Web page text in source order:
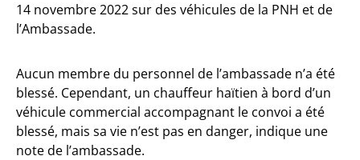
14 novembre 2022 sur des véhicules de la PNH et de
l’Ambassade.
Aucun membre du personnel de l’ambassade n’a été
blessé. Cependant, un chauffeur haïtien à bord d’un
véhicule commercial accompagnant le convoi a été
blessé, mais sa vie n’est pas en danger, indique une
note de l’ambassade.